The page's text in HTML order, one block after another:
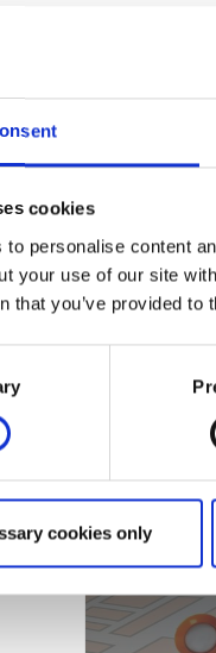
cookies
to personalise content
your use of our site
that you’ve provided
cookies only
lekplats för barn i
eller
1800-talets andra
snabbt ett
inryms huset av
sommaren.